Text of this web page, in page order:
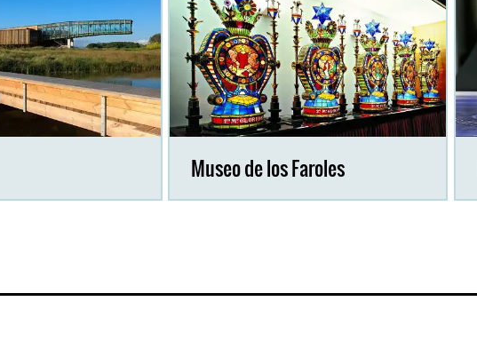
Museo de los Faroles